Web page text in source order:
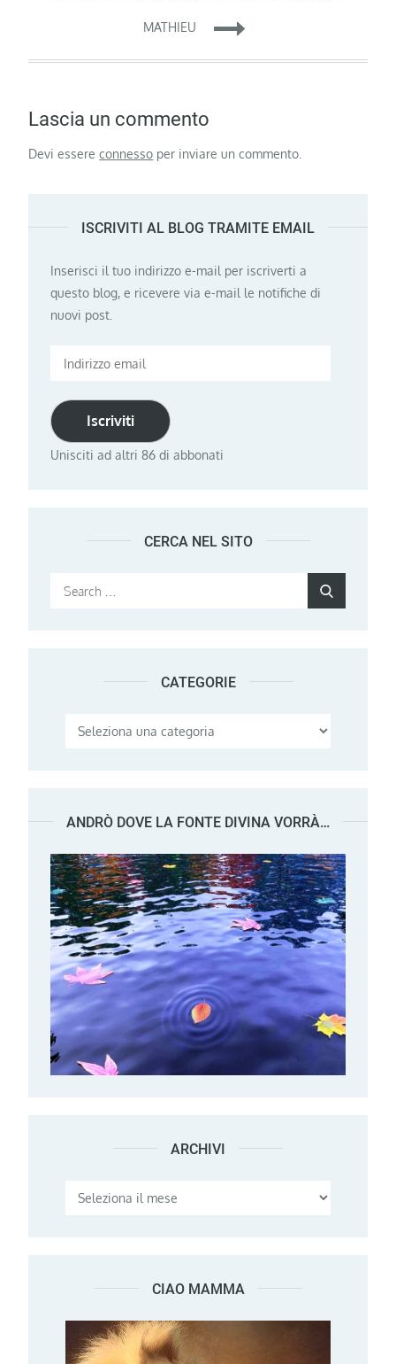
MATHIEU
Lascia un commento
Devi essereconnesso per inviare un commento.
ISCRIVITI AL BLOG TRAMITE EMAIL
Inserisci il tuo indirizzo e-mail per iscriverti a
questo blog, e ricevere via e-mail le notifiche di
nuovi post.
Indirizzo
Iscriviti
Unisciti ad altri 86 di abbonati
CERCA NEL SITO
Search
CATEGORIE
Categorie
ANDRÒ DOVE LA FONTE DIVINA VORRÀ…
ARCHIVI Archivi
CIAO MAMMA